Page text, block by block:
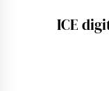
ICE